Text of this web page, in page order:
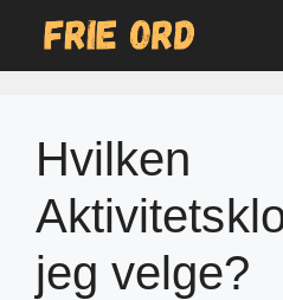
Hvilken
jeg velge?